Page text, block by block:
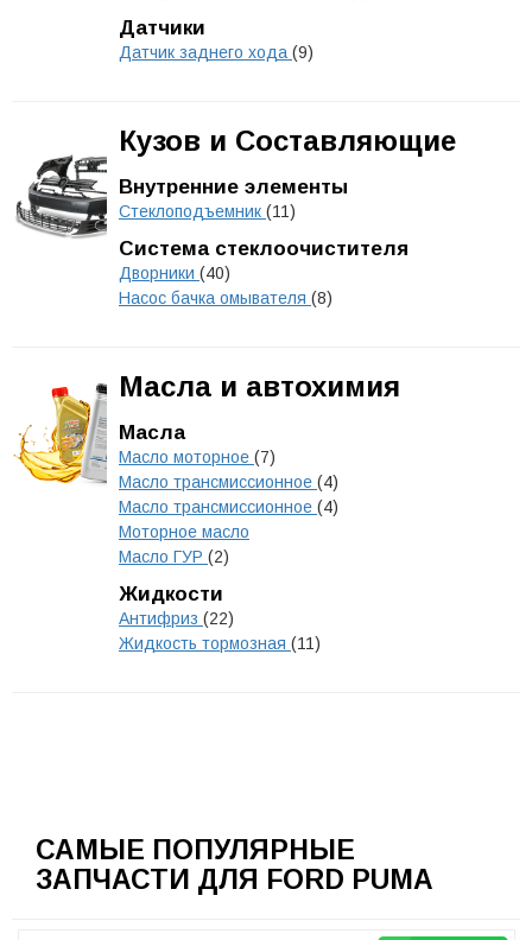
Датчики
Датчик заднего хода (9)
Кузов и Составляющие
Внутренние элементы
Стеклоподъемник (11)
Система стеклоочистителя
Дворники (40)
Насос бачка омывателя (8)
Масла и автохимия
Масла
Масло моторное (7)
Масло трансмиссионное (4)
Масло трансмиссионное (4)
Моторное масло
Масло ГУР (2)
Жидкости
Антифриз (22)
Жидкость тормозная (11)
САМЫЕ ПОПУЛЯРНЫЕ
ЗАПЧАСТИ ДЛЯ FORD PUMA